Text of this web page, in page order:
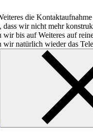
die
wir nicht mehr
bis auf Weiteres auf
wir natürlich wieder das